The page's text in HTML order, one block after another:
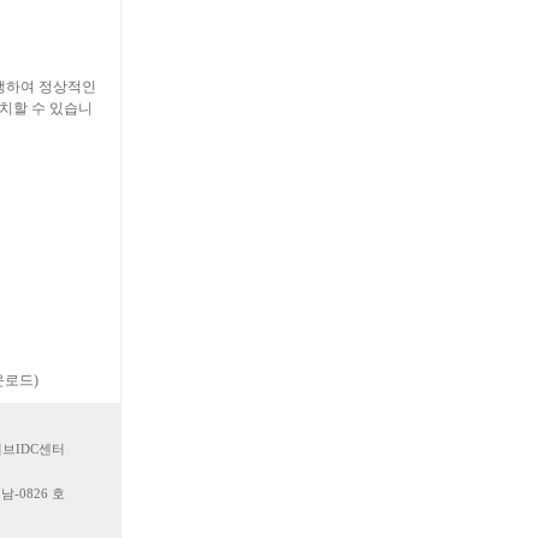
여 정상적인
할 수 있습니
로드)
IDC센터
-0826 호